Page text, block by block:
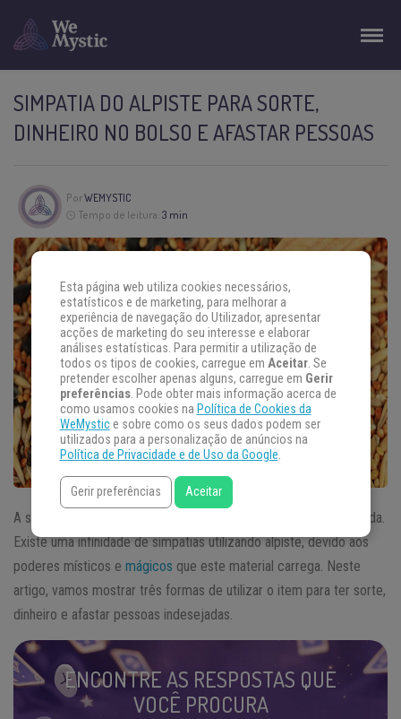
SIMPATIA DO ALPISTE PARA SORTE,
DINHEIRO NO BOLSO E AFASTAR PESSOAS
PorWEMYSTIC
Tempo de leitura: 3 min
A simpatia do alpiste é muito poderosa e simples de ser realizada.
Existe uma infinidade de simpatias utilizando alpiste, devido aos
poderes místicos e mágicos que este material carrega. Neste
artigo, vamos mostrar três formas de utilizar o item para ter sorte,
dinheiro e afastar pessoas indesejadas.
ENCONTRE AS RESPOSTAS QUE
VOCÊ PROCURA
Esta página web utiliza cookies necessários,
estatísticos e de marketing, para melhorar a
experiência de navegação do Utilizador, apresentar
acções de marketing do seu interesse e elaborar
análises estatísticas. Para permitir a utilização de
todos os tipos de cookies, carregue em Aceitar. Se
pretender escolher apenas alguns, carregue em Gerir
preferências. Pode obter mais informação acerca de
como usamos cookies na Política de Cookies da
WeMystice sobre como os seus dados podem ser
utilizados para a personalização de anúncios na
Política de Privacidade e de Uso da Google.
Gerir preferências Aceitar